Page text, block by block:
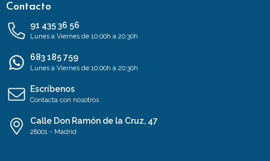
Contacto
91 435 36 56
Lunes a Viernes de 10:00h a 20:30h
683 185 759
Lunes a Viernes de 10:00h a 20:30h
Escríbenos
Contacta con nosotros
Calle Don Ramón de la Cruz, 47
28001 - Madrid